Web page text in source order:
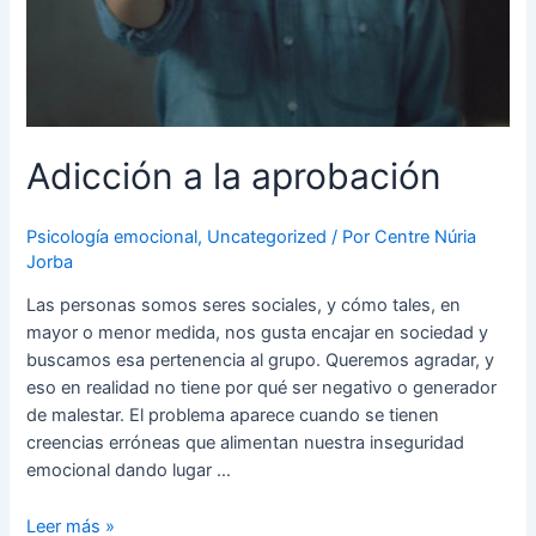
Adicción a la aprobación
Psicología emocional, Uncategorized / PorCentre Núria
Jorba
Las personas somos seres sociales, y cómo tales, en
mayor o menor medida, nos gusta encajar en sociedad y
buscamos esa pertenencia al grupo. Queremos agradar, y
eso en realidad no tiene por qué ser negativo o generador
de malestar. El problema aparece cuando se tienen
creencias erróneas que alimentan nuestra inseguridad
emocional dando lugar …
Leer más »